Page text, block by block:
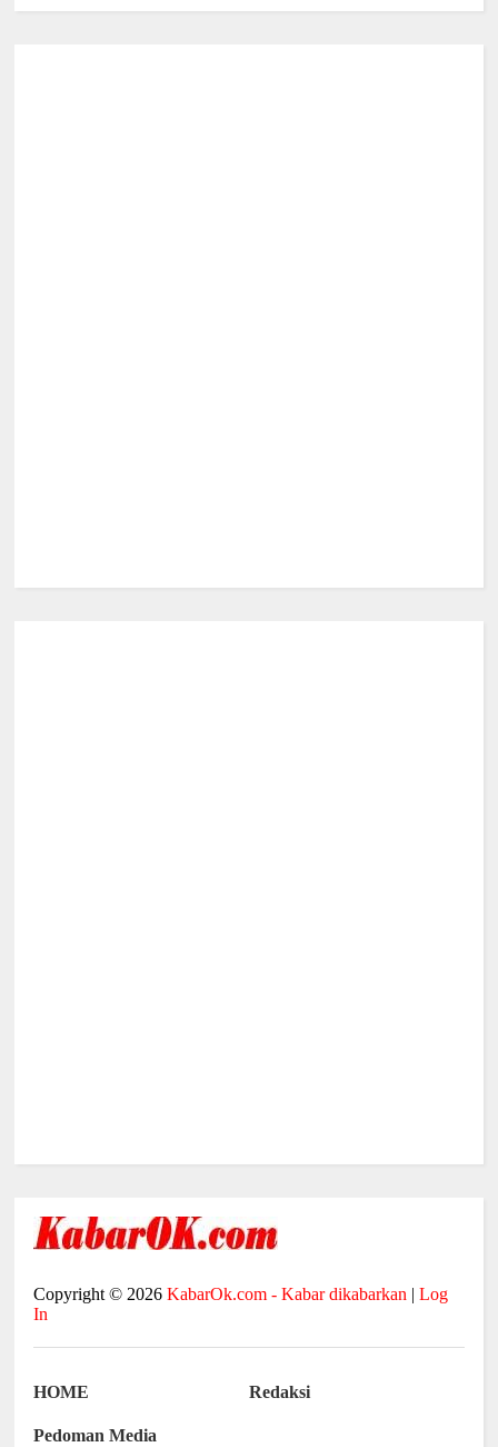
Copyright © 2026KabarOk.com - Kabar dikabarkan |Log
In
HOME Redaksi
Pedoman Media